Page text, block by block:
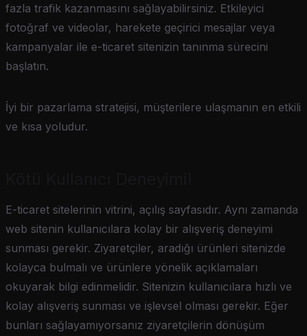
fazla trafik kazanmasını sağlayabilirsiniz. Etkileyici
fotoğraf ve videolar, harekete geçirici mesajlar veya
kampanyalar ile e-ticaret sitenizin tanınma sürecini
başlatın.
İyi bir pazarlama stratejisi, müşterilere ulaşmanın en etkili
ve kısa yoludur.
E-ticaret sitelerinin vitrini, açılış sayfasıdır. Aynı zamanda
web sitenin kullanıcılara kolay bir alışveriş deneyimi
sunması gerekir. Ziyaretçiler, aradığı ürünleri sitenizde
kolayca bulmalı ve ürünlere yönelik açıklamaları
okuyarak bilgi edinmelidir. Sitenizin kullanıcılara hızlı ve
kolay alışveriş sunması ve işlevsel olması gerekir. Eğer
bunları sağlayamıyorsanız ziyaretçilerin dönüşüm